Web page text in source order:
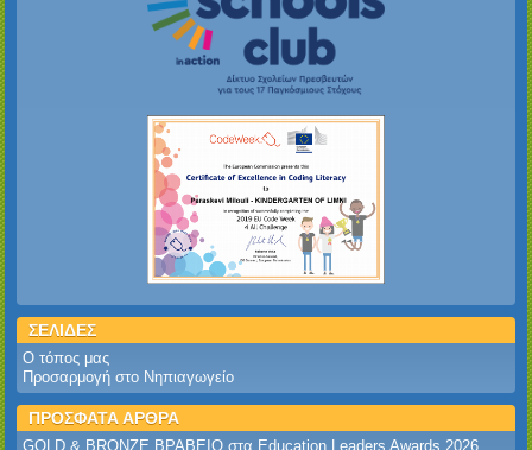
ΣΕΛΙΔΕΣ
Ο τόπος μας
Προσαρμογή στο Νηπιαγωγείο
ΠΡΟΣΦΑΤΑ ΑΡΘΡΑ
GOLD & BRONZE ΒΡΑΒΕΙΟ στα Education Leaders Awards 2026‎